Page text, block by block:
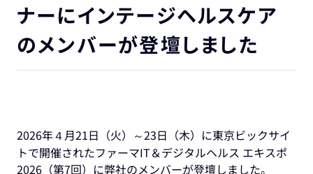
ナーにインテージヘルスケア
のメンバーが登壇しました
2026年４月21日（火）～23日（木）に東京ビックサイ
トで開催されたファーマIT＆デジタルヘルス エキスポ
2026（第7回）に弊社のメンバーが登壇しました。